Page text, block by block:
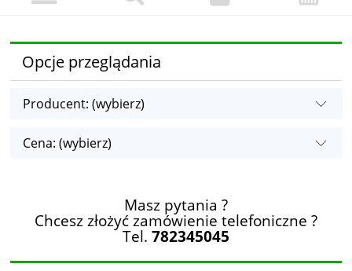
Opcje przeglądania
Producent: (wybierz)
Cena: (wybierz)
Masz pytania ?
Chcesz złożyć zamówienie telefoniczne ?
Tel. 782345045